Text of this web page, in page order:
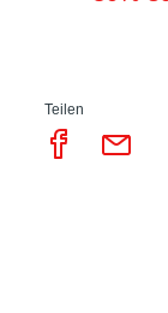
Teilen